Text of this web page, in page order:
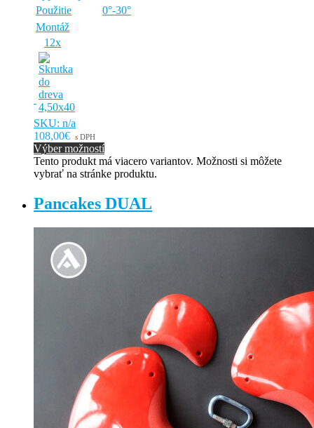
Použitie
0°-30°
Montáž
12x
SKU: n/a
108,00€ s DPH
Výber možností
Tento produkt má viacero variantov. Možnosti si môžete
vybrať na stránke produktu.
Pancakes DUAL